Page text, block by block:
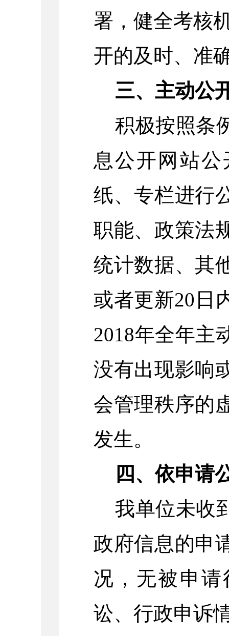
署，健全考核
开的及时、准
三、主动公
积极按照条
息公开网站
纸、专栏进行
职能、政策法
统计数据、其
或者更新20日
2018年全年主
没有出现影响
会管理秩序的
发生。
四、依申请
我单位未收
政府信息的申
况，无被申
讼、行政申诉